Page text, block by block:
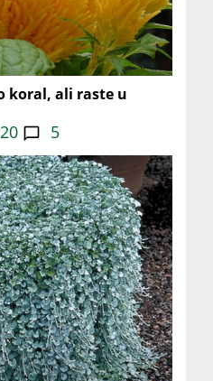
koral, ali raste u
5